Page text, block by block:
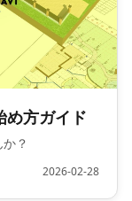
め方ガイド
？
2026-02-28